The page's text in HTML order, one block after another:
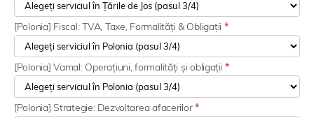
[Polonia] Fiscal: TVA, Taxe, Formalități & Obligații *
[Polonia] Vamal: Operațiuni, formalități și obligații*
[Polonia] Strategie: Dezvoltarea afacerilor*